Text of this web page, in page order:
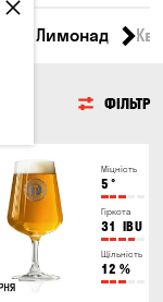
Лимонад
ФІЛЬТР
Міцність
5 °
Гіркота
31 IBU
Щільність
12 %